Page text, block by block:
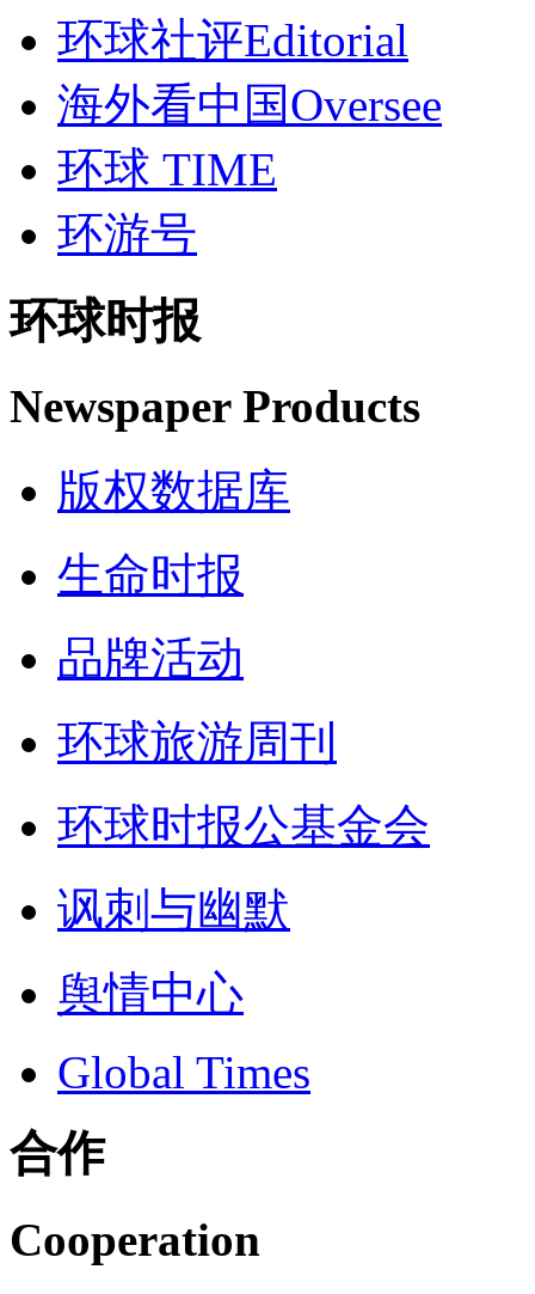
环球社评Editorial
海外看中国Oversee
环球 TIME
环游号
环球时报
Newspaper Products
版权数据库
生命时报
品牌活动
环球旅游周刊
环球时报公基金会
讽刺与幽默
舆情中心
Global Times
合作
Cooperation